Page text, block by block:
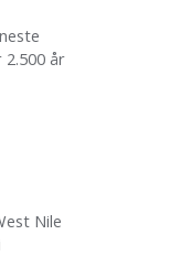
år
Nile